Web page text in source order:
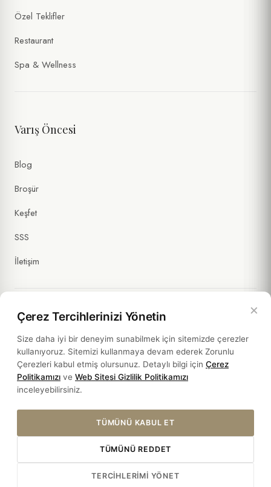
Özel Teklifler
Restaurant
Spa & Wellness
Varış Öncesi
Blog
Broşür
Keşfet
SSS
İletişim
Yasal Bilgiler
Politikalar
Sürdürülebilirlik
© 2026 HOTEL SULTANIA. ALL RIGHTS RESERVED.
×
Çerez Tercihlerinizi Yönetin
Size daha iyi bir deneyim sunabilmek için sitemizde çerezler
kullanıyoruz. Sitemizi kullanmaya devam ederek Zorunlu
Çerezleri kabul etmiş olursunuz. Detaylı bilgi için Çerez
Politikamızı ve Web Sitesi Gizlilik Politikamızı
inceleyebilirsiniz.
TÜMÜNÜ KABUL ET
TÜMÜNÜ REDDET
TERCIHLERIMI YÖNET